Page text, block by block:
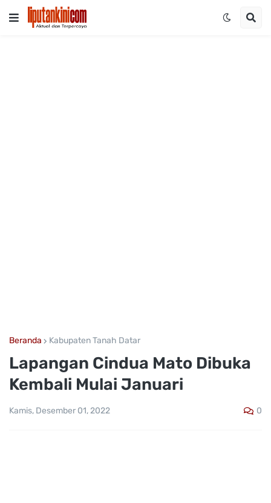
Beranda Kabupaten Tanah Datar
Lapangan Cindua Mato Dibuka
Kembali Mulai Januari
Kamis, Desember 01, 2022 0